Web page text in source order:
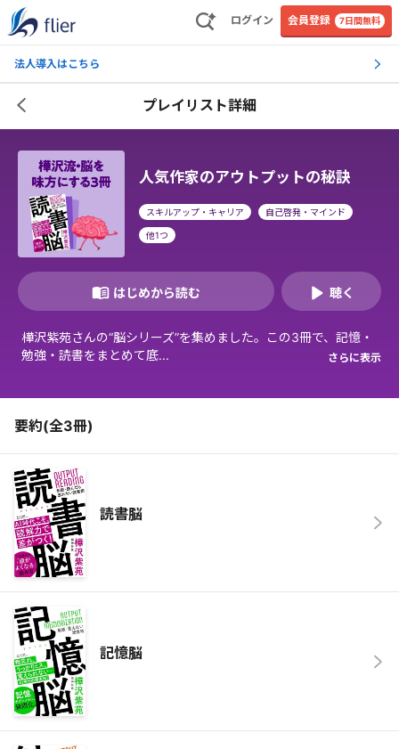
ログイン 会員登録 7日間無料
法人導入はこちら
プレイリスト詳細
人気作家のアウトプットの秘訣
スキルアップ・キャリア 自己啓発・マインド
他1つ
はじめから読む 聴く
樺沢紫苑さんの“脳シリーズ”を集めました。この3冊で、記憶・
勉強・読書をまとめて底...
さらに表示
要約(全3冊)
読書脳
記憶脳